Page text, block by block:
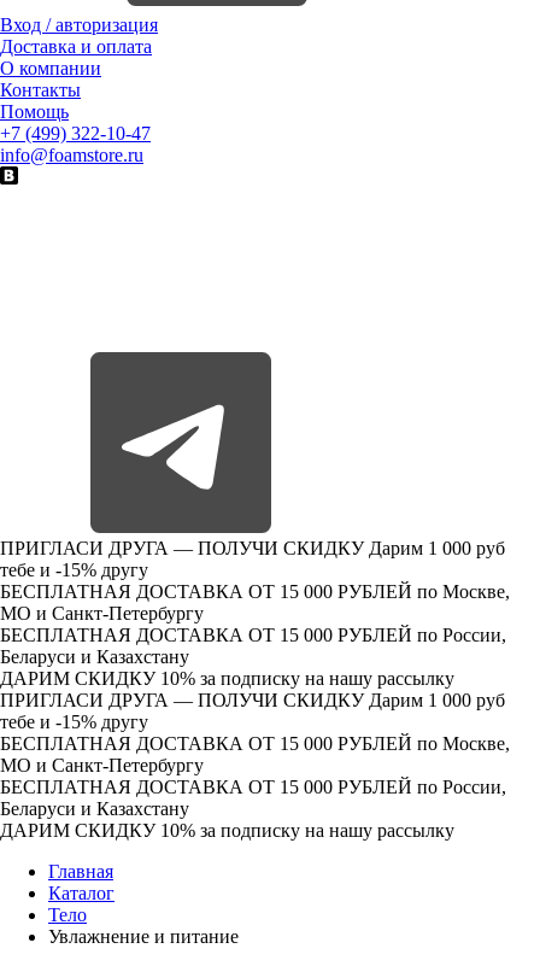
Вход / авторизация
Доставка и оплата
О компании
Контакты
Помощь
+7 (499) 322-10-47
info@foamstore.ru
ПРИГЛАСИ ДРУГА — ПОЛУЧИ СКИДКУ Дарим 1 000 руб
тебе и -15% другу
БЕСПЛАТНАЯ ДОСТАВКА ОТ 15 000 РУБЛЕЙ по Москве,
МО и Санкт-Петербургу
БЕСПЛАТНАЯ ДОСТАВКА ОТ 15 000 РУБЛЕЙ по России,
Беларуси и Казахстану
ДАРИМ СКИДКУ 10% за подписку на нашу рассылку
ПРИГЛАСИ ДРУГА — ПОЛУЧИ СКИДКУ Дарим 1 000 руб
тебе и -15% другу
БЕСПЛАТНАЯ ДОСТАВКА ОТ 15 000 РУБЛЕЙ по Москве,
МО и Санкт-Петербургу
БЕСПЛАТНАЯ ДОСТАВКА ОТ 15 000 РУБЛЕЙ по России,
Беларуси и Казахстану
ДАРИМ СКИДКУ 10% за подписку на нашу рассылку
Главная
Каталог
Тело
Увлажнение и питание